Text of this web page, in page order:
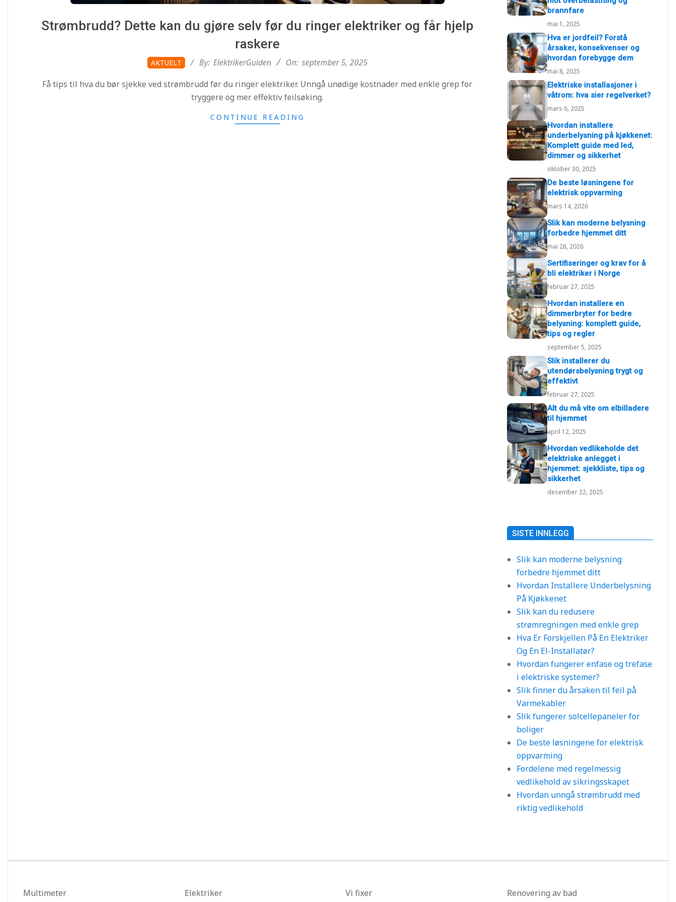
i
d
e
n
Strømbrudd? Dette kan du gjøre selv før du ringer elektriker og får hjelp
raskere
05
AKTUELT By: ElektrikerGuiden On: september 5, 2025
Få tips til hva du bør sjekke ved strømbrudd før du ringer elektriker. Unngå unødige kostnader med enkle grep for
tryggere og mer effektiv feilsøking.
CONTINUE READING
brannfare
mai 1, 2025
Hva er jordfeil? Forstå
årsaker, konsekvenser og
hvordan forebygge dem
mai 8, 2025
Elektriske installasjoner i
våtrom: hva sier regelverket?
mars 6, 2025
Hvordan installere
underbelysning på kjøkkenet:
Komplett guide med led,
dimmer og sikkerhet
oktober 30, 2025
De beste løsningene for
elektrisk oppvarming
mars 14, 2026
Slik kan moderne belysning
forbedre hjemmet ditt
mai 28, 2026
Sertifiseringer og krav for å
bli elektriker i Norge
februar 27, 2025
Hvordan installere en
dimmerbryter for bedre
belysning: komplett guide,
tips og regler
september 5, 2025
Slik installerer du
utendørsbelysning trygt og
effektivt
februar 27, 2025
Alt du må vite om elbilladere
til hjemmet
april 12, 2025
Hvordan vedlikeholde det
elektriske anlegget i
hjemmet: sjekkliste, tips og
sikkerhet
desember 22, 2025
SISTE INNLEGG
Slik kan moderne belysning
forbedre hjemmet ditt
Hvordan Installere Underbelysning
På Kjøkkenet
Slik kan du redusere
strømregningen med enkle grep
Hva Er Forskjellen På En Elektriker
Og En El-Installatør?
Hvordan fungerer enfase og trefase
i elektriske systemer?
Slik finner du årsaken til feil på
Varmekabler
Slik fungerer solcellepaneler for
boliger
De beste løsningene for elektrisk
oppvarming
Fordelene med regelmessig
vedlikehold av sikringsskapet
Hvordan unngå strømbrudd med
riktig vedlikehold
Multimeter
Elektriker
Vi fixer
Renovering av bad